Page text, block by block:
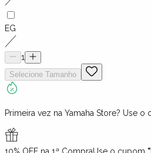
EG
1
Selecione Tamanho
Primeira vez na Yamaha Store? Use o